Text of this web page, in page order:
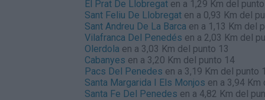
El Prat De Llobregat en a 1,29 Km del
Sant Feliu De Llobregat en a 0,93 Km del
Sant Andreu De La Barca en a 1,13 Km del
Vilafranca Del Penedés en a 2,03 Km del
Olerdola en a 3,03 Km del punto 13
Cabanyes en a 3,20 Km del punto 14
Pacs Del Penedes en a 3,19 Km del punto
Santa Margarida I Els Monjos en a 3,94 Km
Santa Fe Del Penedes en a 4,82 Km del